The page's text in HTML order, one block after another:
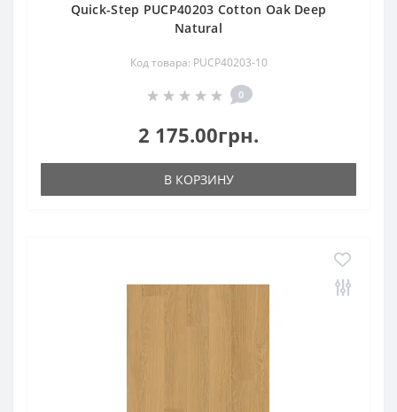
Quick-Step PUCP40203 Cotton Oak Deep
Natural
Код товара: PUCP40203-10
0
2 175.00грн.
В КОРЗИНУ